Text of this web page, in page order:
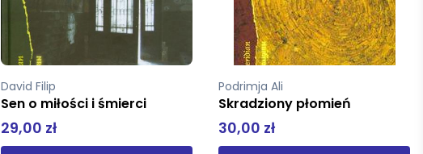
David Filip
Sen o miłości i śmierci
29,00 zł
Podrimja Ali
Skradziony płomień
30,00 zł